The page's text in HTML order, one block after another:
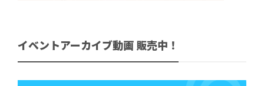
イベントアーカイブ動画 販売中！